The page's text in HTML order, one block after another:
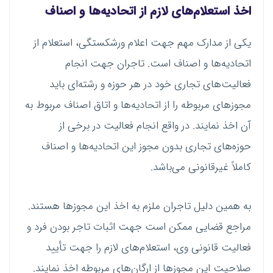
اخذ استعلام‌های لازم از اتحادیه‌ها و اصناف
یکی از مدارک مهم جهت اعلام ورشکستگی، استعلام از
اتحادیه‌ها و اصناف است. تاجران جهت انجام
فعالیت‌های تجاری خود در هر حوزه و رشته‌ای باید
مجوز‌های مربوطه را از اتحادیه‌ها و اتاق اصناف مربوط به
آن اخذ نمایند. در واقع انجام فعالیت در برخی از
حوزه‌های تجاری بدون مجوز این اتحادیه‌ها و اصناف
کاملاً غیرقانونی می‌باشد.
به همین دلیل تاجران ملزم به اخذ این مجوز‌ها هستند.
مراجع قضایی ممکن است جهت اثبات تاجر بودن فرد و
فعالیت قانونی وی، استعلام‌های لازم را جهت تأیید
صلاحیت این مجوز‌ها از ارگان‌های مربوطه اخذ نمایند.